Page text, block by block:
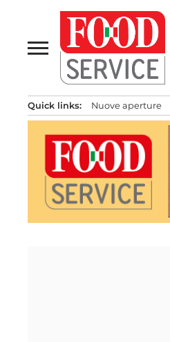
contenuto
Quick links: Nuove aperture